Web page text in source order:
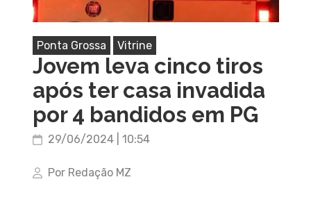
Ponta Grossa Vitrine
Jovem leva cinco tiros
após ter casa invadida
por 4 bandidos em PG
29/06/2024 | 10:54
Por Redação MZ